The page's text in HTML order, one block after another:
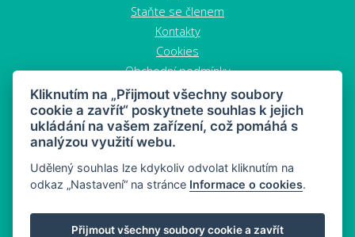
Staňte se členem
Kontakty
Cookies
Obchodní podmínky
Zrušit objednávku
MAHONY DIET - dieta a zdravý snacking
Kliknutím na „Přijmout všechny soubory
cookie a zavřít“ poskytnete souhlas k jejich
ukládání na vašem zařízení, což pomáhá s
analýzou využití webu.
Udělený souhlas lze kdykoliv odvolat kliknutím na
odkaz „Nastavení“ na stránce Informace o cookies.
Přijmout všechny soubory cookie a zavřít